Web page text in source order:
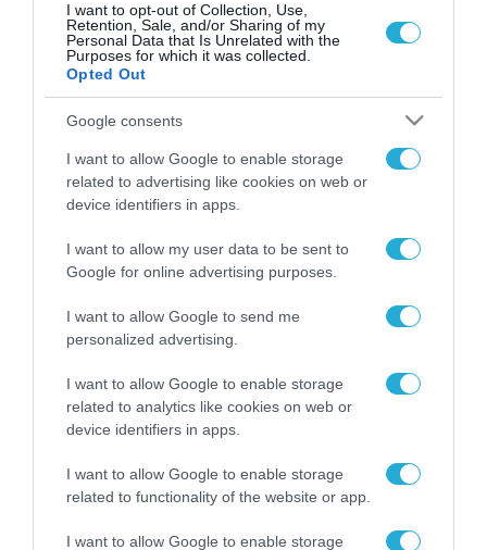
I want to opt-out of Collection, Use,
Retention, Sale, and/or Sharing of my
Personal Data that Is Unrelated with the
Purposes for which it was collected.
Opted Out
Google consents
I want to allow Google to enable storage
related to advertising like cookies on web or
device identifiers in apps.
I want to allow my user data to be sent to
Google for online advertising purposes.
I want to allow Google to send me
personalized advertising.
I want to allow Google to enable storage
related to analytics like cookies on web or
device identifiers in apps.
I want to allow Google to enable storage
related to functionality of the website or app.
I want to allow Google to enable storage
FOCUS ON
09.08.2026 | 02:02
Ισραηλινές δυνάμεις εισήλθαν
σε χωριό του νότιου Λιβάνου
Τουρκία: Ζητά
και Ουκρανίας – «Η